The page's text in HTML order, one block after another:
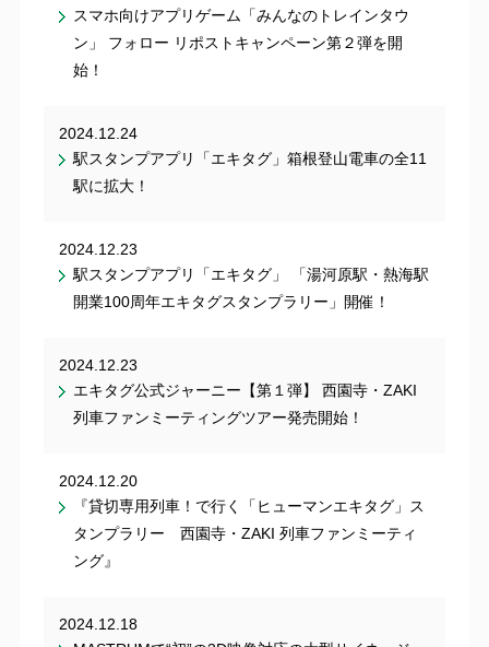
スマホ向けアプリゲーム「みんなのトレインタウ
ン」 フォロー リポストキャンペーン第２弾を開
始！
2024.12.24
駅スタンプアプリ「エキタグ」箱根登山電車の全11
駅に拡大！
2024.12.23
駅スタンプアプリ「エキタグ」 「湯河原駅・熱海駅
開業100周年エキタグスタンプラリー」開催！
2024.12.23
エキタグ公式ジャーニー【第１弾】 西園寺・ZAKI
列車ファンミーティングツアー発売開始！
2024.12.20
『貸切専用列車！で行く「ヒューマンエキタグ」ス
タンプラリー 西園寺・ZAKI 列車ファンミーティ
ング』
2024.12.18